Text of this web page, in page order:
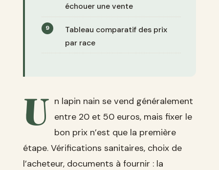
échouer une vente
Tableau comparatif des prix
par race
U n lapin nain se vend généralement
entre 20 et 50 euros, mais fixer le
bon prix n’est que la première
étape. Vérifications sanitaires, choix de
l’acheteur, documents à fournir : la